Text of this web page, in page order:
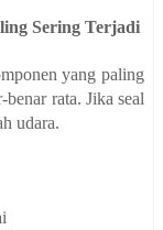
Sering Terjadi
yang paling
rata. Jika seal
udara.